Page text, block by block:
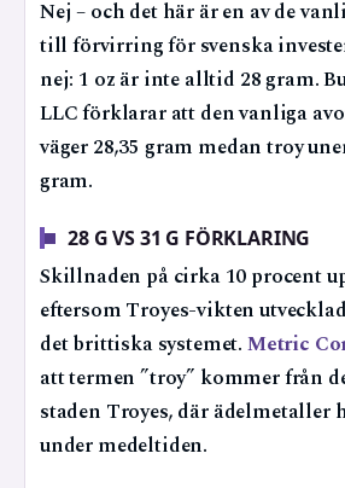
Nej – och det här är en av de
till förvirring för svenska
nej: 1 oz är inte alltid 28 gram.
LLC förklarar att den vanliga
väger 28,35 gram medan troy
gram.
28 G VS 31 G FÖRKLARING
Skillnaden på cirka 10 procent
eftersom Troyes-vikten
det brittiska systemet. Metric
att termen ”troy” kommer från
staden Troyes, där ädelmetaller
under medeltiden.